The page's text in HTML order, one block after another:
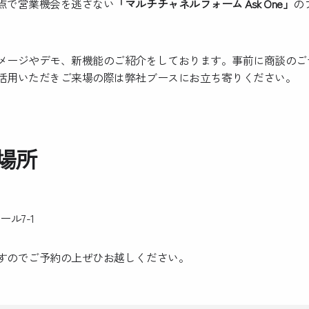
で営業機会を逃さない 「マルチチャネルフォーム Ask One」 の
ージやデモ、新機能のご紹介をしております。事前に商談の
いただきご来場の際は弊社ブースにお立ち寄りください。
所
ル7-1
でご予約の上ぜひお越しください。